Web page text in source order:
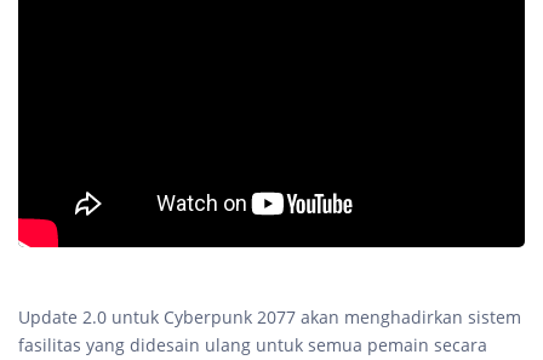
Update 2.0 untuk Cyberpunk 2077 akan menghadirkan sistem
fasilitas yang didesain ulang untuk semua pemain secara